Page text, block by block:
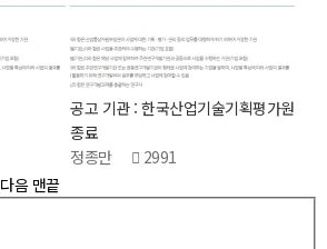
공고 기관 : 한국산업기술기획평가원
종료
정종만
2991
다음 맨끝